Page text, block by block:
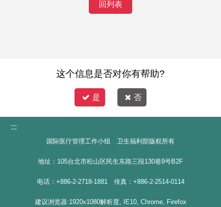
回列表
这个信息是否对你有帮助?
是 否
:::
国际医疗管理工作小组 卫生福利部版权所有
地址：105台北市松山区民生东路三段130巷9号B2F
电话：+886-2-2718-1881 传真：+886-2-2514-0114
建议浏览器:1920x1080解析度, IE10, Chrome, Firefox